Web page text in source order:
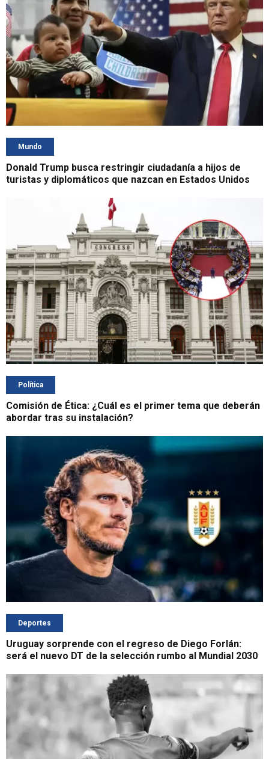
Mundo
Donald Trump busca restringir ciudadanía a hijos de
turistas y diplomáticos que nazcan en Estados Unidos
Política
Comisión de Ética: ¿Cuál es el primer tema que deberán
abordar tras su instalación?
Deportes
Uruguay sorprende con el regreso de Diego Forlán:
será el nuevo DT de la selección rumbo al Mundial 2030